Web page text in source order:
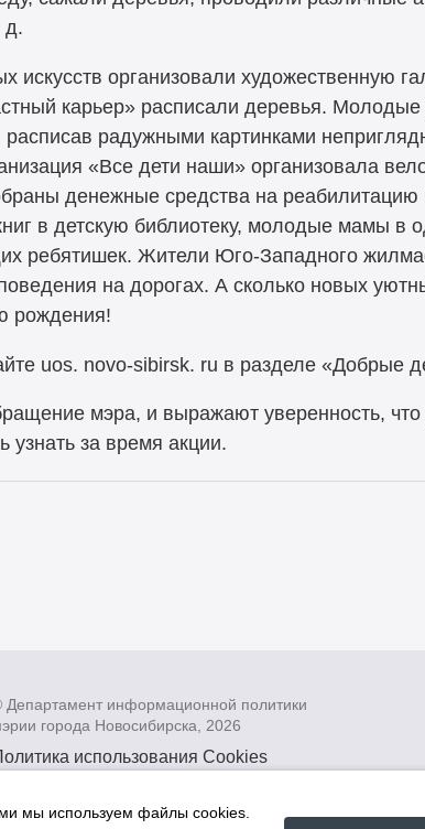
д.
организовали художественную
карьер» расписали деревья. Молодые
радужными картинками
«Все дети наши» организовала
денежные средства на
в детскую библиотеку, молодые мамы в
ребятишек. Жители Юго-Западного
на дорогах. А сколько новых
рождения!
uos. novo-sibirsk. ru в разделе «Добрые
мэра, и выражают уверенность,
за время акции.
Департамент информационной политики
города Новосибирска, 2026
использования Cookies
в информационных системах
мы используем файлы cookies.